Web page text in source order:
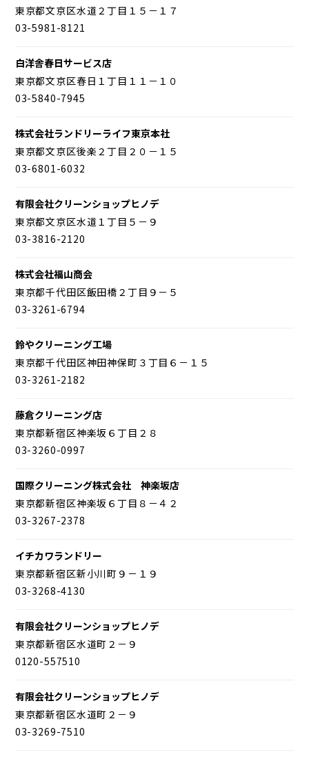
東京都文京区水道２丁目１５－１７
03-5981-8121
白洋舎春日サービス店
東京都文京区春日１丁目１１－１０
03-5840-7945
株式会社ランドリーライフ東京本社
東京都文京区後楽２丁目２０－１５
03-6801-6032
有限会社クリーンショップヒノデ
東京都文京区水道１丁目５－９
03-3816-2120
株式会社福山商会
東京都千代田区飯田橋２丁目９－５
03-3261-6794
鈴やクリーニング工場
東京都千代田区神田神保町３丁目６－１５
03-3261-2182
藤倉クリーニング店
東京都新宿区神楽坂６丁目２８
03-3260-0997
国際クリーニング株式会社 神楽坂店
東京都新宿区神楽坂６丁目８－４２
03-3267-2378
イチカワランドリー
東京都新宿区新小川町９－１９
03-3268-4130
有限会社クリーンショップヒノデ
東京都新宿区水道町２－９
0120-557510
有限会社クリーンショップヒノデ
東京都新宿区水道町２－９
03-3269-7510